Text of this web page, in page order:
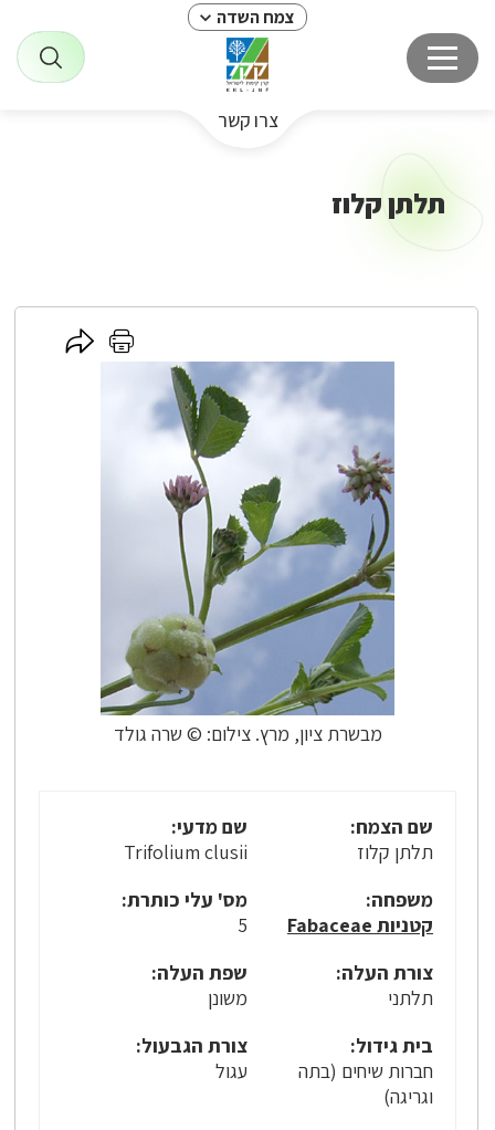
צמח השדה
צרו קשר
תלתן קלוז
מבשרת ציון, מרץ. צילום: © שרה גולד
לחץ
לחץ
כאן
שם הצמח:
תלתן קלוז
שם מדעי:
Trifolium clusii
משפחה:
קטניות Fabaceae
מס' עלי כותרת:
5
צורת העלה:
תלתני
שפת העלה:
משונן
בית גידול:
חברות שיחים (בתה
וגריגה)
צורת הגבעול:
עגול